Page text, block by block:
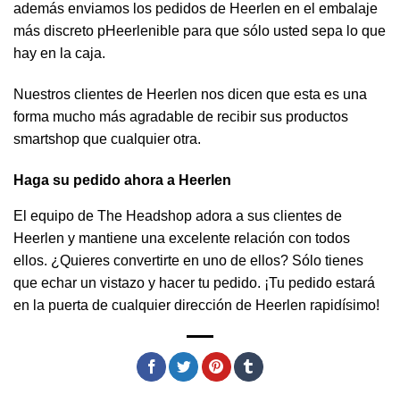
además enviamos los pedidos de Heerlen en el embalaje
más discreto pHeerlenible para que sólo usted sepa lo que
hay en la caja.
Nuestros clientes de Heerlen nos dicen que esta es una
forma mucho más agradable de recibir sus productos
smartshop que cualquier otra.
Haga su pedido ahora a Heerlen
El equipo de The Headshop adora a sus clientes de
Heerlen y mantiene una excelente relación con todos
ellos. ¿Quieres convertirte en uno de ellos? Sólo tienes
que echar un vistazo y hacer tu pedido. ¡Tu pedido estará
en la puerta de cualquier dirección de Heerlen rapidísimo!